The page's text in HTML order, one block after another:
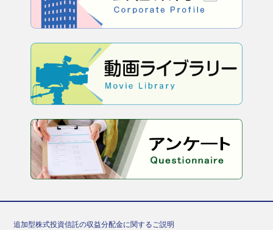
追加型株式投資信託の収益分配金に関するご説明